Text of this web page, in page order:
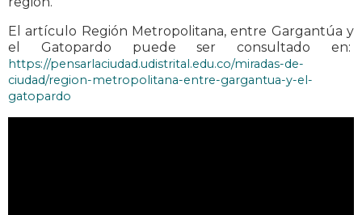
El artículo Región Metropolitana, entre Gargantúa y
el Gatopardo puede ser consultado en:
https://pensarlaciudad.udistrital.edu.co/miradas-de-
ciudad/region-metropolitana-entre-gargantua-y-el-
gatopardo